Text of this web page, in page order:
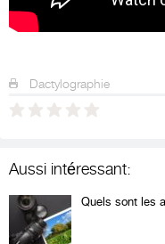
Dactylographie
Aussi intéressant:
Quels sont les